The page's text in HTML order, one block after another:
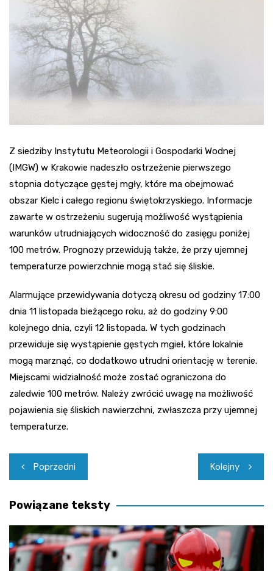
Z siedziby Instytutu Meteorologii i Gospodarki Wodnej
(IMGW) w Krakowie nadeszło ostrzeżenie pierwszego
stopnia dotyczące gęstej mgły, które ma obejmować
obszar Kielc i całego regionu świętokrzyskiego. Informacje
zawarte w ostrzeżeniu sugerują możliwość wystąpienia
warunków utrudniających widoczność do zasięgu poniżej
100 metrów. Prognozy przewidują także, że przy ujemnej
temperaturze powierzchnie mogą stać się śliskie.
Alarmujące przewidywania dotyczą okresu od godziny 17:00
dnia 11 listopada bieżącego roku, aż do godziny 9:00
kolejnego dnia, czyli 12 listopada. W tych godzinach
przewiduje się wystąpienie gęstych mgieł, które lokalnie
mogą marznąć, co dodatkowo utrudni orientację w terenie.
Miejscami widzialność może zostać ograniczona do
zaledwie 100 metrów. Należy zwrócić uwagę na możliwość
pojawienia się śliskich nawierzchni, zwłaszcza przy ujemnej
temperaturze.
Nawigacja
wpisu
Poprzedni Kolejny
Powiązane teksty